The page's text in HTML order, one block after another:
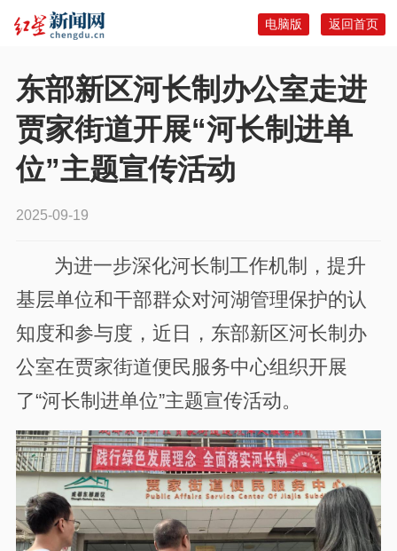
返回首页
电脑版
东部新区河长制办公室走进
贾家街道开展“河长制进单
位”主题宣传活动
2025-09-19
为进一步深化河长制工作机制，提升
基层单位和干部群众对河湖管理保护的认
知度和参与度，近日，东部新区河长制办
公室在贾家街道便民服务中心组织开展
了“河长制进单位”主题宣传活动。